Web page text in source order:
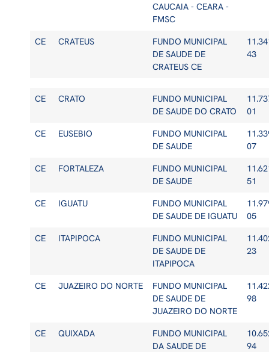
CAUCAIA - CEARA -
FMSC
CE CRATEUS
FUNDO MUNICIPAL
DE SAUDE DE
CRATEUS CE
43
CE CRATO
FUNDO MUNICIPAL
DE SAUDE DO CRATO
01
CE EUSEBIO
FUNDO MUNICIPAL
DE SAUDE
07
CE FORTALEZA
FUNDO MUNICIPAL
DE SAUDE
51
CE IGUATU
FUNDO MUNICIPAL
DE SAUDE DE IGUATU
05
CE ITAPIPOCA
FUNDO MUNICIPAL
DE SAUDE DE
ITAPIPOCA
23
CE JUAZEIRO DO NORTE
FUNDO MUNICIPAL
DE SAUDE DE
JUAZEIRO DO NORTE
98
CE QUIXADA
FUNDO MUNICIPAL
DA SAUDE DE
94